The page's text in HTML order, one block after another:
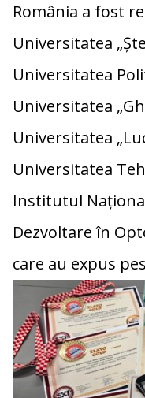
România a fost
Universitatea
Universitatea
Universitatea
Universitatea
Universitatea
Institutul
Dezvoltare în
care au expus